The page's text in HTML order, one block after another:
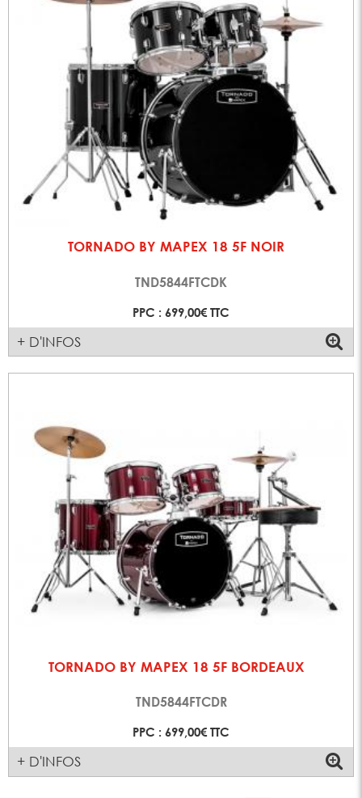
TORNADO BY MAPEX 18 5F NOIR
TND5844FTCDK
PPC : 699,00€ TTC
+ D'INFOS
TORNADO BY MAPEX 18 5F BORDEAUX
TND5844FTCDR
PPC : 699,00€ TTC
+ D'INFOS